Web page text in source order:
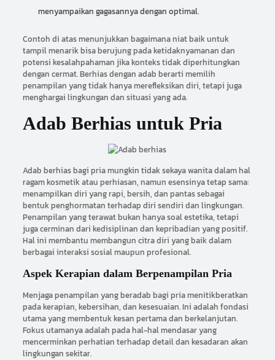
menyampaikan gagasannya dengan optimal.
Contoh di atas menunjukkan bagaimana niat baik untuk
tampil menarik bisa berujung pada ketidaknyamanan dan
potensi kesalahpahaman jika konteks tidak diperhitungkan
dengan cermat. Berhias dengan adab berarti memilih
penampilan yang tidak hanya merefleksikan diri, tetapi juga
menghargai lingkungan dan situasi yang ada.
Adab Berhias untuk Pria
Adab berhias bagi pria mungkin tidak sekaya wanita dalam hal
ragam kosmetik atau perhiasan, namun esensinya tetap sama:
menampilkan diri yang rapi, bersih, dan pantas sebagai
bentuk penghormatan terhadap diri sendiri dan lingkungan.
Penampilan yang terawat bukan hanya soal estetika, tetapi
juga cerminan dari kedisiplinan dan kepribadian yang positif.
Hal ini membantu membangun citra diri yang baik dalam
berbagai interaksi sosial maupun profesional.
Aspek Kerapian dalam Berpenampilan Pria
Menjaga penampilan yang beradab bagi pria menitikberatkan
pada kerapian, kebersihan, dan kesesuaian. Ini adalah fondasi
utama yang membentuk kesan pertama dan berkelanjutan.
Fokus utamanya adalah pada hal-hal mendasar yang
mencerminkan perhatian terhadap detail dan kesadaran akan
lingkungan sekitar.